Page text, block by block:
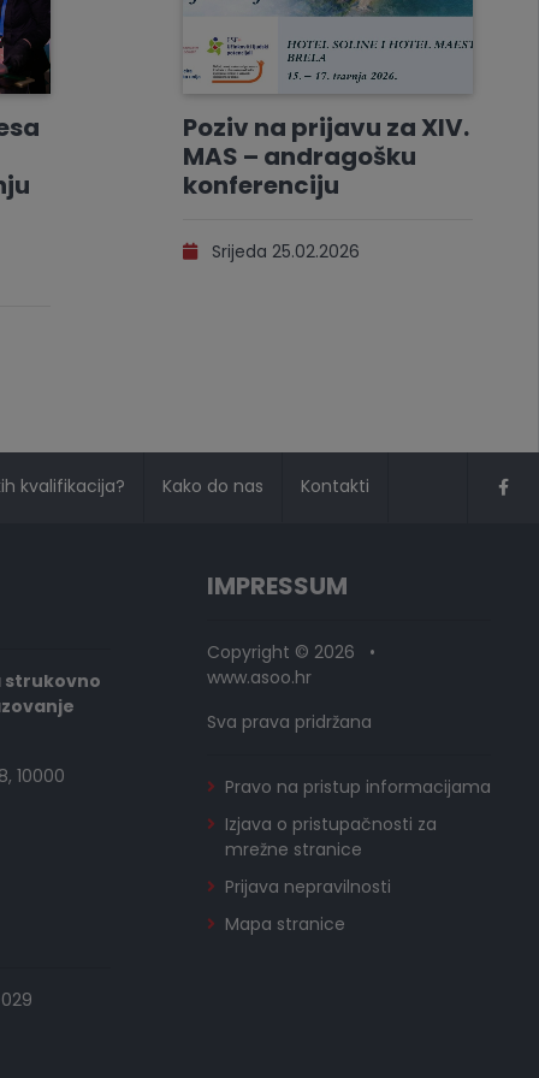
Poziv na prijavu za XIV.
MAS – andragošku
konferenciju
Srijeda 25.02.2026
kvalifikacija? Kako do nas Kontakti
strukovno
10000
IMPRESSUM
Copyright © 2026 •
www.asoo.hr
Sva prava pridržana
Pravo na pristup informacijama
Izjava o pristupačnosti za
mrežne stranice
Prijava nepravilnosti
Mapa stranice